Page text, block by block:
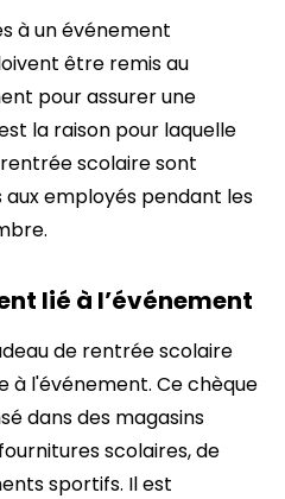
à un événement
être remis au
pour assurer une
la raison pour laquelle
scolaire sont
employés pendant les
lié à l’événement
de rentrée scolaire
l'événement. Ce chèque
dans des magasins
scolaires, de
sportifs. Il est